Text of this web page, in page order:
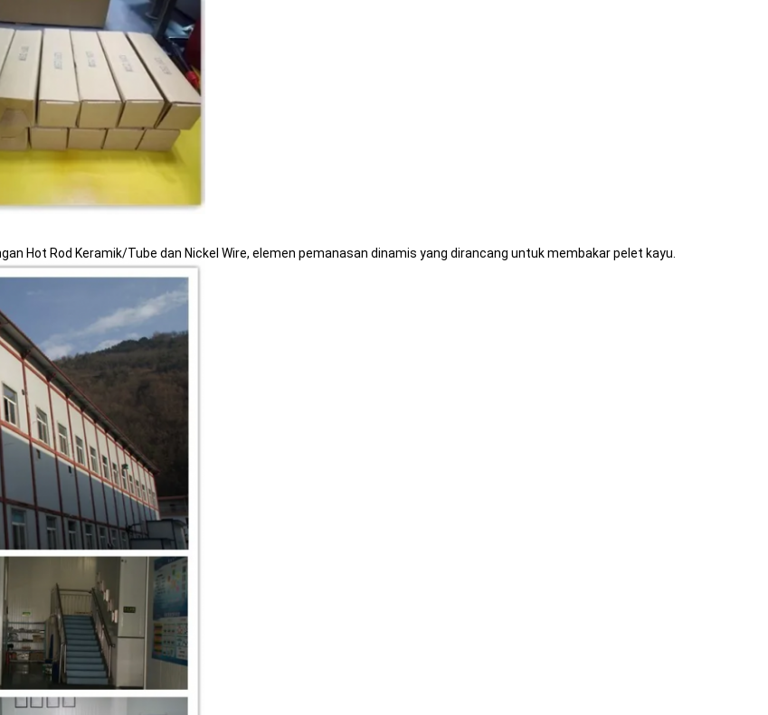
Hot Rod Keramik/Tube dan Nickel Wire, elemen pemanasan dinamis yang dirancang untuk membakar pelet kayu.